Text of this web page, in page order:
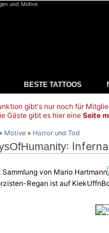
und Motive
BESTE TATTOOS
gibt's nur noch für
Gäste gibt es hier eine Seite
» Motive » Horror und Tod
:
Sammlung von Mario Hartmann
Regan ist auf